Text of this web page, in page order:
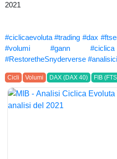
2021
#ciclicaevoluta #trading #dax
#volumi
#gann #ciclica
#RestoretheSnyderverse
Cicli Volumi DAX (DAX 40) FIB